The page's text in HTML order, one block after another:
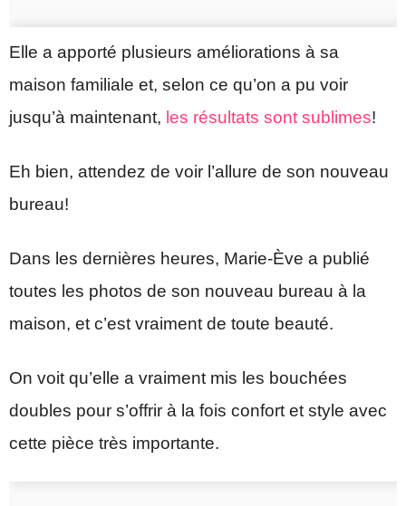
Elle a apporté plusieurs améliorations à sa
maison familiale et, selon ce qu’on a pu voir
jusqu’à maintenant, les résultats sont sublimes!
Eh bien, attendez de voir l’allure de son nouveau
bureau!
Dans les dernières heures, Marie-Ève a publié
toutes les photos de son nouveau bureau à la
maison, et c’est vraiment de toute beauté.
On voit qu’elle a vraiment mis les bouchées
doubles pour s’offrir à la fois confort et style avec
cette pièce très importante.